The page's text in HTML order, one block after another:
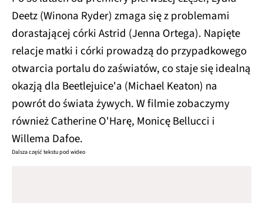
Deetz (Winona Ryder) zmaga się z problemami
dorastającej córki Astrid (Jenna Ortega). Napięte
relacje matki i córki prowadzą do przypadkowego
otwarcia portalu do zaświatów, co staje się idealną
okazją dla Beetlejuice'a (Michael Keaton) na
powrót do świata żywych. W filmie zobaczymy
również Catherine O'Harę, Monicę Bellucci i
Willema Dafoe.
Dalsza część tekstu pod wideo